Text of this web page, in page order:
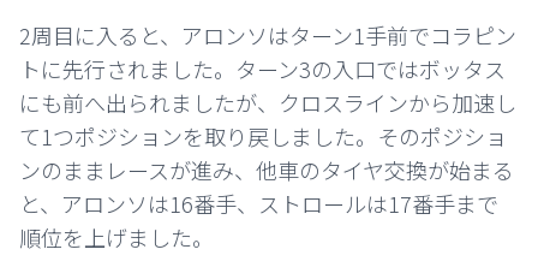
2周目に入ると、アロンソはターン1手前でコラピン
トに先行されました。ターン3の入口ではボッタス
にも前へ出られましたが、クロスラインから加速し
て1つポジションを取り戻しました。そのポジショ
ンのままレースが進み、他車のタイヤ交換が始まる
と、アロンソは16番手、ストロールは17番手まで
順位を上げました。